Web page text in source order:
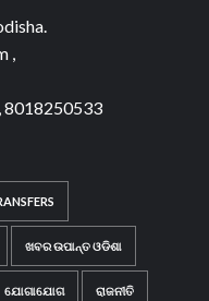
,
8018250533
ଖବର ଉପାନ୍ତ ଓଡିଶା
ଯୋଗାଯୋଗ ରାଜନୀତି